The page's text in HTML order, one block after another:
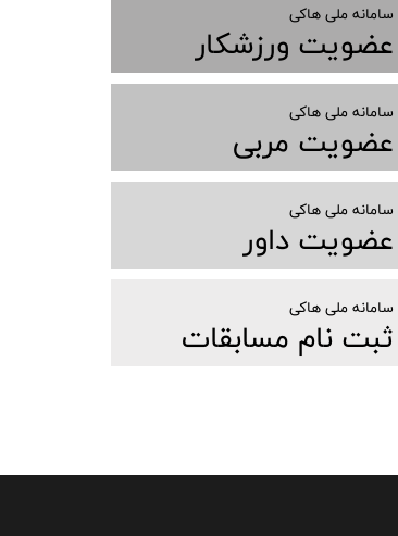
سامانه ملی هاکی
عضویت ورزشکار
سامانه ملی هاکی
عضویت مربی
سامانه ملی هاکی
عضویت داور
سامانه ملی هاکی
ثبت نام مسابقات